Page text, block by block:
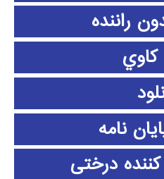
راننده
كاوي
نامه
درختی